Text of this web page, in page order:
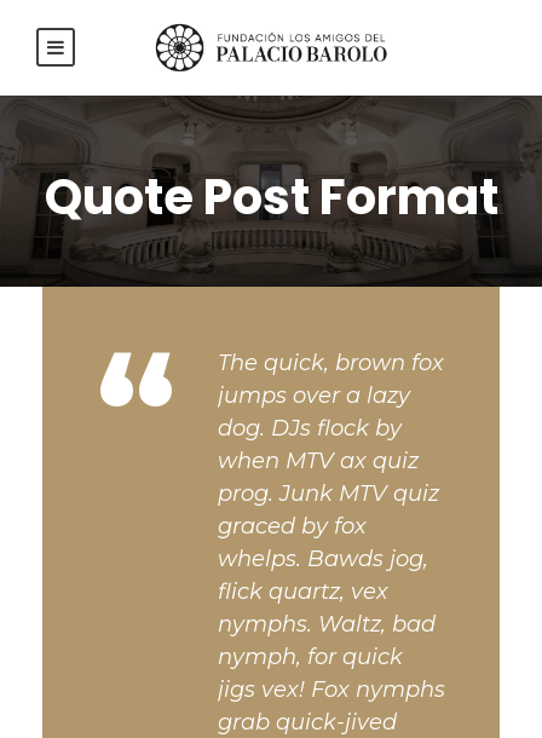
Quote Post Format
“
The quick, brown fox
jumps over a lazy
dog. DJs flock by
when MTV ax quiz
prog. Junk MTV quiz
graced by fox
whelps. Bawds jog,
flick quartz, vex
nymphs. Waltz, bad
nymph, for quick
jigs vex! Fox nymphs
grab quick-jived